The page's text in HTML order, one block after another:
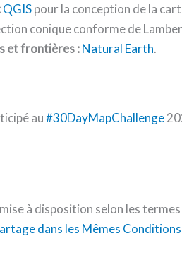
QGISpour la conception de la
conique conforme de
et frontières :Natural Earth.
au#30DayMapChallenge
à disposition selon les termes
dans les Mêmes